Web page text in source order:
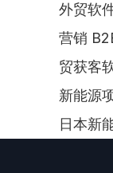
外贸软
营销
贸获客
新能源
日本新